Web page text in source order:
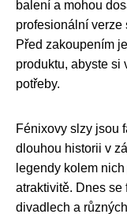
balení a mohou
profesionální verze
Před zakoupením
produktu, abyste si
potřeby.
Fénixovy slzy jsou
dlouhou historii v
legendy kolem
atraktivitě. Dnes
divadlech a